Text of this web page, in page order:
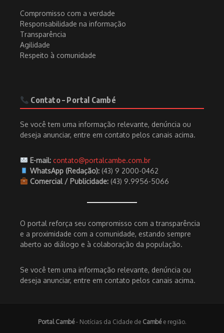
Compromisso com a verdade
Responsabilidade na informação
Transparência
Agilidade
Respeito à comunidade
Contato – Portal Cambé
Se você tem uma informação relevante, denúncia ou
deseja anunciar, entre em contato pelos canais acima.
E-mail: contato@portalcambe.com.br
WhatsApp (Redação):(43) 9 2000-0462
Comercial / Publicidade:(43) 9.9956-5066
O portal reforça seu compromisso com a transparência
e a proximidade com a comunidade, estando sempre
aberto ao diálogo e à colaboração da população.
Se você tem uma informação relevante, denúncia ou
deseja anunciar, entre em contato pelos canais acima.
Portal Cambé- Notícias da Cidade de Cambée região.